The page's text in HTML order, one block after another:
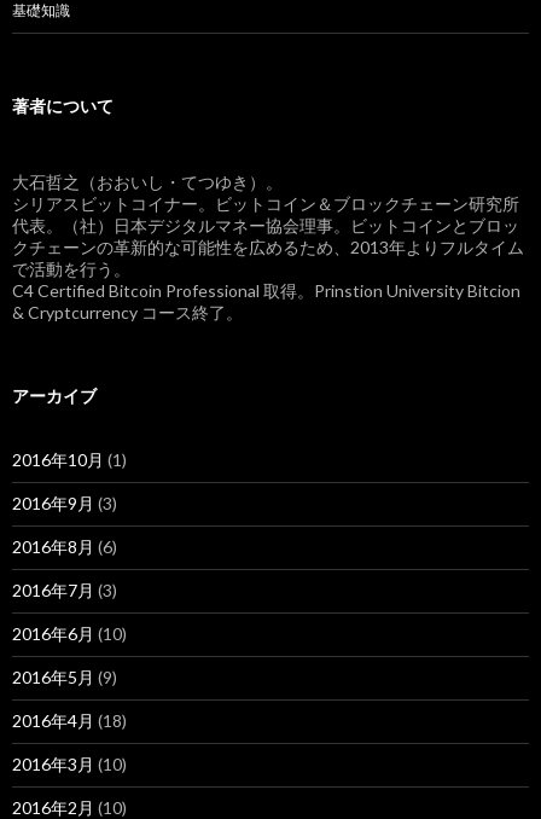
基礎知識
著者について
大石哲之（おおいし・てつゆき）。
シリアスビットコイナー。ビットコイン＆ブロックチェーン研究所
代表。（社）日本デジタルマネー協会理事。ビットコインとブロッ
クチェーンの革新的な可能性を広めるため、2013年よりフルタイム
で活動を行う。
C4 Certified Bitcoin Professional 取得。Prinstion University Bitcion
& Cryptcurrency コース終了。
アーカイブ
2016年10月 (1)
2016年9月 (3)
2016年8月 (6)
2016年7月 (3)
2016年6月 (10)
2016年5月 (9)
2016年4月 (18)
2016年3月 (10)
2016年2月 (10)